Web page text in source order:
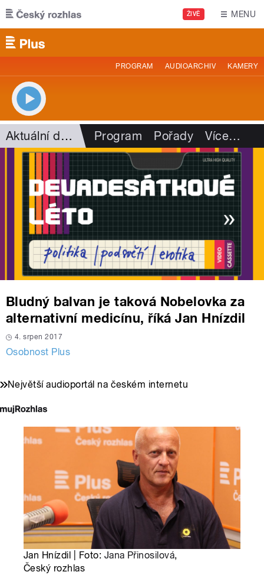
Přejít k hlavnímu obsahu
ŽIVĚ MENU
PROGRAM AUDIOARCHIV KAMERY
Aktuální dění Program Pořady Více…
Bludný balvan je taková Nobelovka za
alternativní medicínu, říká Jan Hnízdil
4. srpen 2017
Osobnost Plus
Největší audioportál na českém internetu
Jan Hnízdil | Foto: Jana Přinosilová,
Český rozhlas